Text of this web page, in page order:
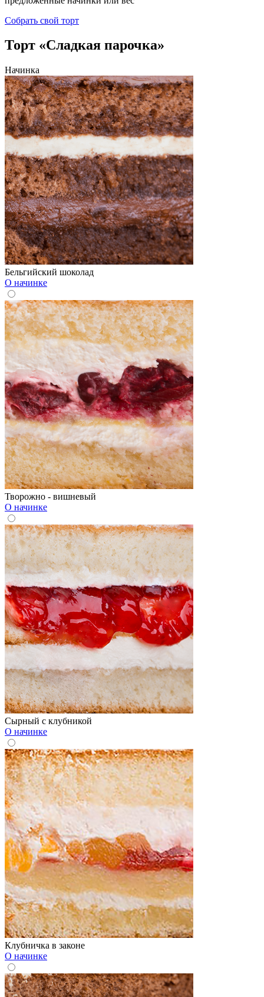
Собрать свой торт
Торт «Сладкая парочка»
Начинка
Бельгийский шоколад
О начинке
Творожно - вишневый
О начинке
Сырный с клубникой
О начинке
Клубничка в законе
О начинке